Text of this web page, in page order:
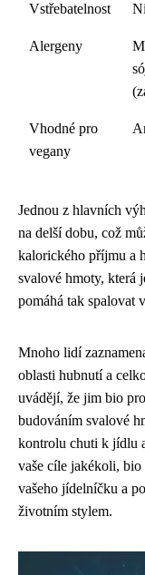
Vstřebatelnost
Alergeny
Vhodné pro
vegany
Jednou z hlavních
na delší dobu, což
kalorického příjmu a
svalové hmoty, která
pomáhá tak spalovat
Mnoho lidí
oblasti hubnutí a
uvádějí, že jim bio
budováním svalové
kontrolu chuti k jídlu
vaše cíle jakékoli,
vašeho jídelníčku a
životním stylem.